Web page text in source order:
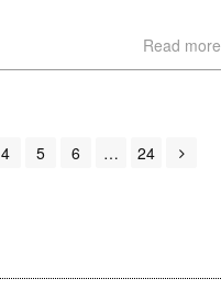
Read more
4 5 6 … 24